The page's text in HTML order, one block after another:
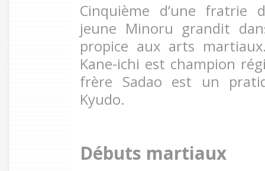
Cinquième d’une fratrie
jeune Minoru grandit
propice aux arts
Kane-ichi est champion
frère Sadao est un
Kyudo.
Débuts martiaux